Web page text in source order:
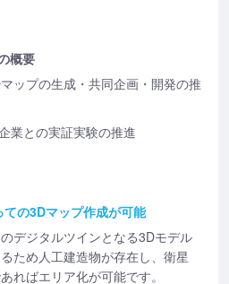
概要
ップの生成・共同企画・開発の推
業との実証実験の推進
の3Dマップ作成が可能
デジタルツインとなる3Dモデル
ため人工建造物が存在し、衛星
ればエリア化が可能です。